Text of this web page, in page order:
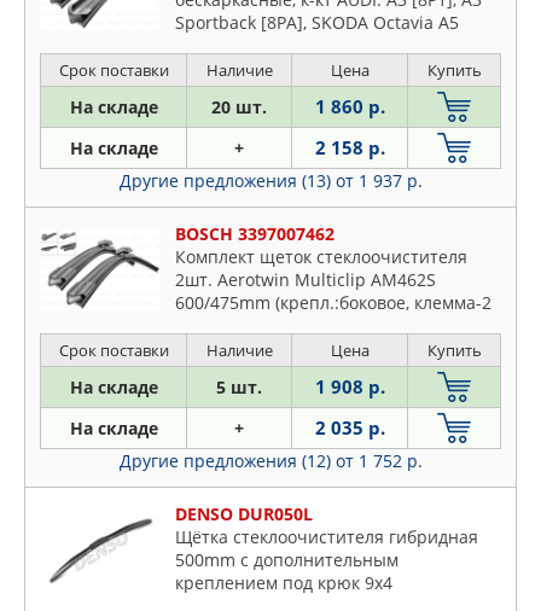
Sportback [8PA], SKODA Octavia A5
[1K1], Jetta V [1K2]
Срок поставки Наличие Цена Купить
На складе 20 шт. 1 860 р.
На складе + 2 158 р.
Другие предложения (13) от 1 937 р.
BOSCH 3397007462
Комплект щеток стеклоочистителя
2шт. Aerotwin Multiclip AM462S
600/475mm (крепл.:боковое, клемма-2
Срок поставки Наличие Цена Купить
На складе 5 шт. 1 908 р.
На складе + 2 035 р.
Другие предложения (12) от 1 752 р.
DENSO DUR050L
Щётка стеклоочистителя гибридная
500mm c дополнительным
креплением под крюк 9x4